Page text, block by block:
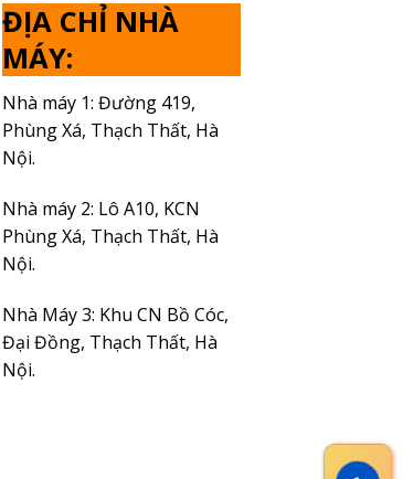
ĐỊA CHỈ NHÀ
MÁY:
Nhà máy 1: Đường 419,
Phùng Xá, Thạch Thất, Hà
Nội.
Nhà máy 2: Lô A10, KCN
Phùng Xá, Thạch Thất, Hà
Nội.
Nhà Máy 3: Khu CN Bồ Cóc,
Đại Đồng, Thạch Thất, Hà
Nội.